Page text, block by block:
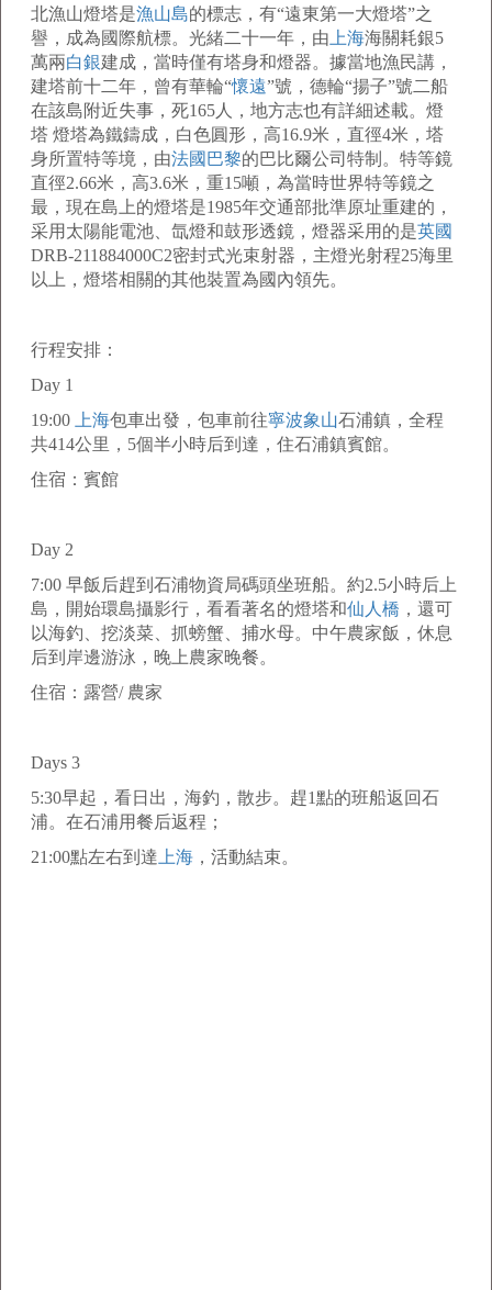
北漁山燈塔是漁山島的標志，有“遠東第一大燈塔”之
譽，成為國際航標。光緒二十一年，由 上海海關耗銀5
萬兩白銀建成，當時僅有塔身和燈器。據當地漁民講，
建塔前十二年，曾有華輪“懷遠”號，德輪“揚子”號二船
在該島附近失事，死165 人，地方志也有詳細述載。燈
塔 燈塔為鐵鑄成，白色圓形，高16.9米，直徑4米，塔
身所置特等境，由法國 巴黎的巴比爾公司特制。特等鏡
直徑2.66米，高3.6米，重15噸，為當時世界特等鏡之
最，現在島上的燈塔是1985年交通部批準原址重建的，
采用太陽能電池、氙燈和鼓形透鏡，燈器采用的是英國
DRB-211884000C2密封式光束射器，主燈光射程25海里
以上，燈塔相關的其他裝置為國內領先。
行程安排：
Day 1
19:00
上海包車出發，包車前往寧波象山石浦鎮，全程
共414公里， 5個半小時后到達，住石浦鎮賓館。
住宿：賓館
Day 2
7:00 早飯后趕到石浦物資局碼頭坐班船。約2.5小時后上
島，開始環島攝影行，看看著名的燈塔和仙人橋 ，還可
以海釣、挖淡菜、抓螃蟹、捕水母。中午農家飯，休息
后到岸邊游泳，晚上農家晚餐。
住宿：露營/ 農家
Days 3
5:30早起，看日出，海釣，散步。趕1點的班船返回石
浦。在石浦用餐后返程；
21:00點左右到達 上海 ，活動結束。